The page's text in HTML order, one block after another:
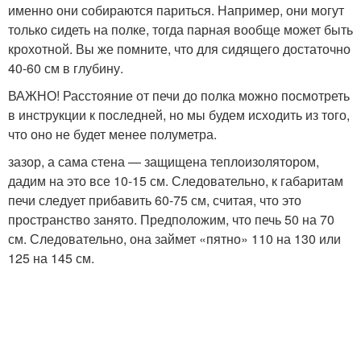
именно они собираются париться. Например, они могут
только сидеть на полке, тогда парная вообще может быть
крохотной. Вы же помните, что для сидящего достаточно
40-60 см в глубину.
ВАЖНО! Расстояние от печи до полка можно посмотреть
в инструкции к последней, но мы будем исходить из того,
что оно не будет менее полуметра.
зазор, а сама стена — защищена теплоизолятором,
дадим на это все 10-15 см. Следовательно, к габаритам
печи следует прибавить 60-75 см, считая, что это
пространство занято. Предположим, что печь 50 на 70
см. Следовательно, она займет «пятно» 110 на 130 или
125 на 145 см.